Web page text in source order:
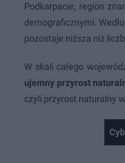
Podkarpacie, region
demograficznymi.
pozostaje niższa niż
W skali całego
ujemny przyrost
czyli przyrost naturalny